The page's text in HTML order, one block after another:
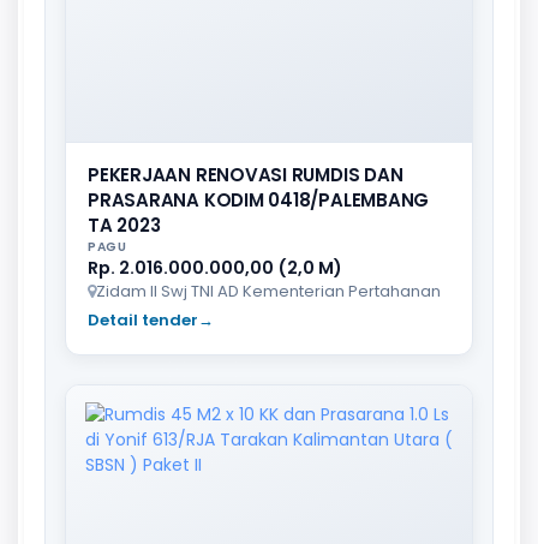
PEKERJAAN RENOVASI RUMDIS DAN
PRASARANA KODIM 0418/PALEMBANG
TA 2023
PAGU
Rp. 2.016.000.000,00 (2,0 M)
Zidam II Swj TNI AD Kementerian Pertahanan
Detail tender→